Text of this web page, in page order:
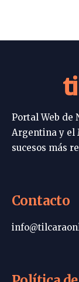
Portal Web de
Argentina y el
sucesos más
Contacto